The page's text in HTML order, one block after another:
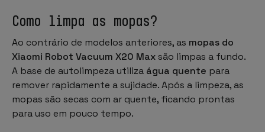
Como limpa as mopas?
Ao contrário de modelos anteriores, as mopas do
Xiaomi Robot Vacuum X20 Maxsão limpas a fundo.
A base de autolimpeza utiliza água quente para
remover rapidamente a sujidade. Após a limpeza, as
mopas são secas com ar quente, ficando prontas
para uso em pouco tempo.